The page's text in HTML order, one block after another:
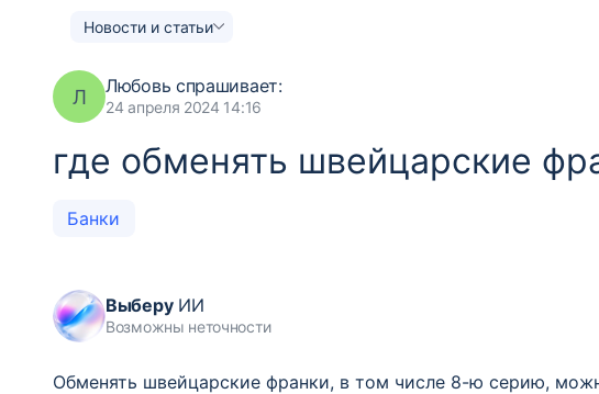
Новости и статьи
Л Любовь спрашивает:
24 апреля 2024 14:16
где обменять швейцарские
Банки
ВыберуИИ
Возможны неточности
Обменять швейцарские франки, в том числе 8-ю серию,